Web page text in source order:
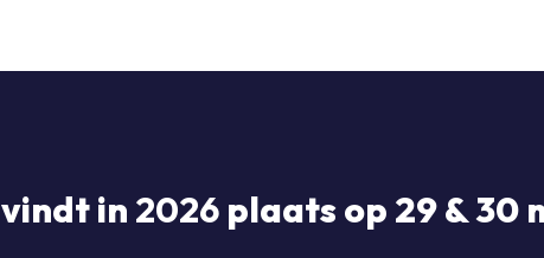
vindt in 2026 plaats op 29 & 30